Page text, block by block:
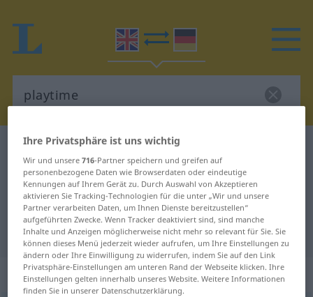
Englisch-Deutsch Wörterbuch
Englisch-Deutsch Übersetzung für
"playtime"
"playtime" Deutsch Übersetzung
„playtime“: noun
Ihre Privatsphäre ist uns wichtig
Wir und unsere716-Partner speichern und greifen auf
personenbezogene Daten wie Browserdaten oder eindeutige
Kennungen auf Ihrem Gerät zu. Durch Auswahl von Akzeptieren
aktivieren Sie Tracking-Technologien für die unter „Wir und unsere
Partner verarbeiten Daten, um Ihnen Dienste bereitzustellen“
aufgeführten Zwecke. Wenn Tracker deaktiviert sind, sind manche
Inhalte und Anzeigen möglicherweise nicht mehr so relevant für Sie. Sie
können dieses Menü jederzeit wieder aufrufen, um Ihre Einstellungen zu
ändern oder Ihre Einwilligung zu widerrufen, indem Sie auf den Link
Privatsphäre-Einstellungen am unteren Rand der Webseite klicken. Ihre
Einstellungen gelten innerhalb unseres Website. Weitere Informationen
finden Sie in unserer Datenschutzerklärung.